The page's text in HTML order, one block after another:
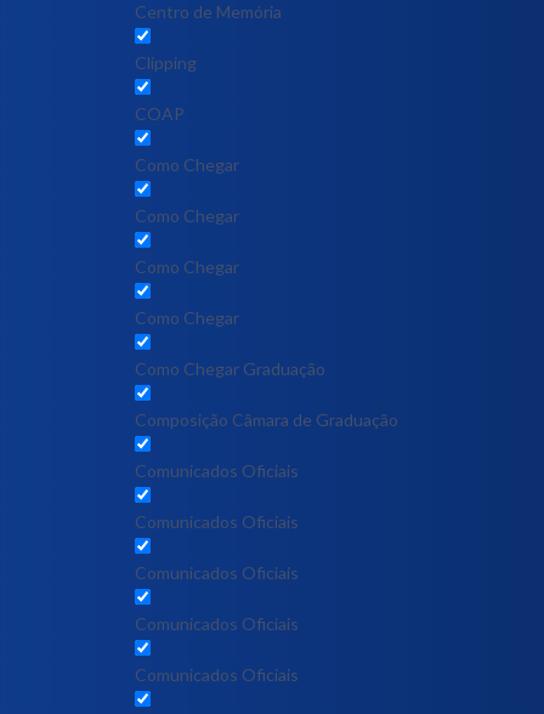
Centro de Memória
Clipping
COAP
Como Chegar
Como Chegar
Como Chegar
Como Chegar
Como Chegar Graduação
Composição Câmara de Graduação
Comunicados Oficiais
Comunicados Oficiais
Comunicados Oficiais
Comunicados Oficiais
Comunicados Oficiais